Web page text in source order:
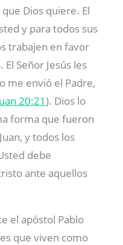
Dios quiere. El
y para todos sus
trabajen en favor
Señor Jesús les
me envió el Padre,
20:21). Dios lo
forma que fueron
y todos los
debe
ante aquellos
el apóstol Pablo
que viven como